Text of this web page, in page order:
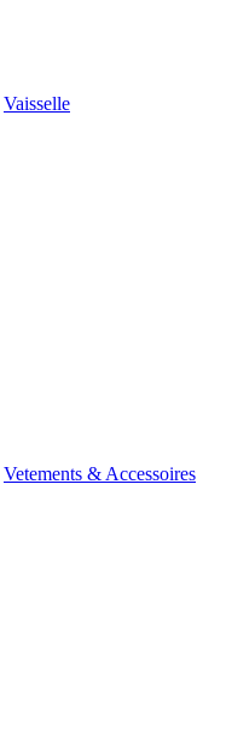
Vaisselle
Vetements & Accessoires